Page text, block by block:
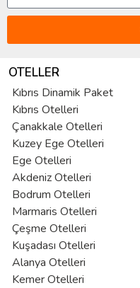
OTELLER
Kıbrıs Dinamik Paket
Kıbrıs Otelleri
Çanakkale Otelleri
Kuzey Ege Otelleri
Ege Otelleri
Akdeniz Otelleri
Bodrum Otelleri
Marmaris Otelleri
Çeşme Otelleri
Kuşadası Otelleri
Alanya Otelleri
Kemer Otelleri